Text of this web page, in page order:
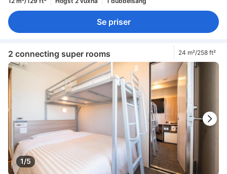
Se priser
2 connecting super rooms 24 m²/258 ft²
1/5